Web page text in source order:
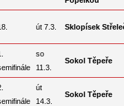
út 7.3. Sklopísek
so
11.3.
Sokol Těpeře
út
14.3.
Sokol Těpeře